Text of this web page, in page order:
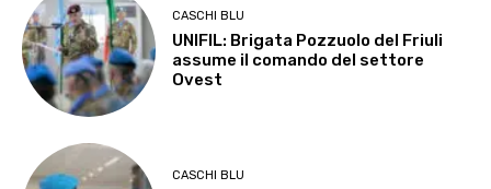
CASCHI BLU
UNIFIL: Brigata Pozzuolo del Friuli
assume il comando del settore
Ovest
CASCHI BLU